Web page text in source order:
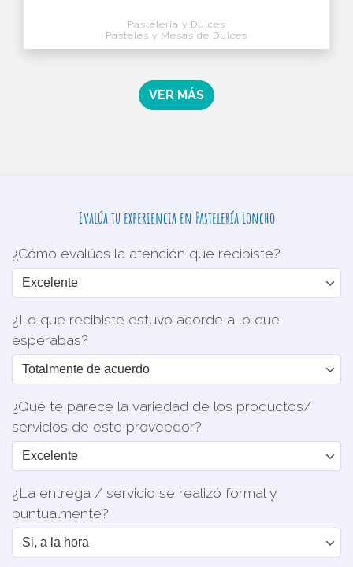
Pasteleria y Dulces
Pasteles y Mesas de Dulces
VER MÁS
Evalúa tu experiencia en Pastelería Loncho
¿Cómo evalúas la atención que recibiste?
¿Lo que recibiste estuvo acorde a lo que
esperabas?
¿Qué te parece la variedad de los productos/
servicios de este proveedor?
¿La entrega / servicio se realizó formal y
puntualmente?